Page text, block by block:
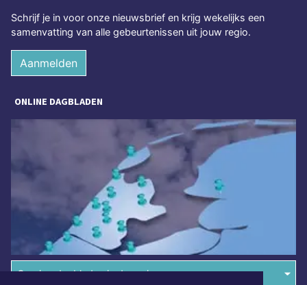
Schrijf je in voor onze nieuwsbrief en krijg wekelijks een
samenvatting van alle gebeurtenissen uit jouw regio.
Aanmelden
ONLINE DAGBLADEN
Overige dagbladen in de regio